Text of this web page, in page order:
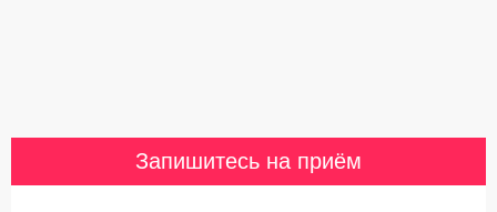
Запишитесь на приём